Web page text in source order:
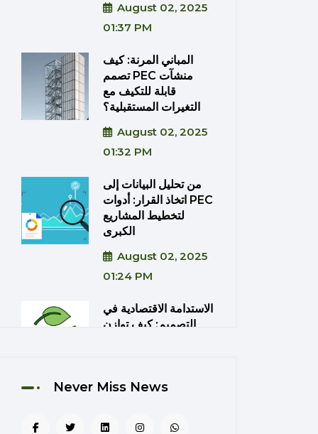
August 02, 2025
01:37 PM
المباني المرنة: كيف
تصمم PEC منشآت
قابلة للتكيف مع
التغيرات المستقبلية؟
August 02, 2025
01:32 PM
من تحليل البيانات إلى
اتخاذ القرار: أدوات PEC
لتخطيط المشاريع
الكبرى
August 02, 2025
01:24 PM
الاستدامة الاقتصادية في
التصميم: كيف توازن
August 02, 2025
Never Miss News